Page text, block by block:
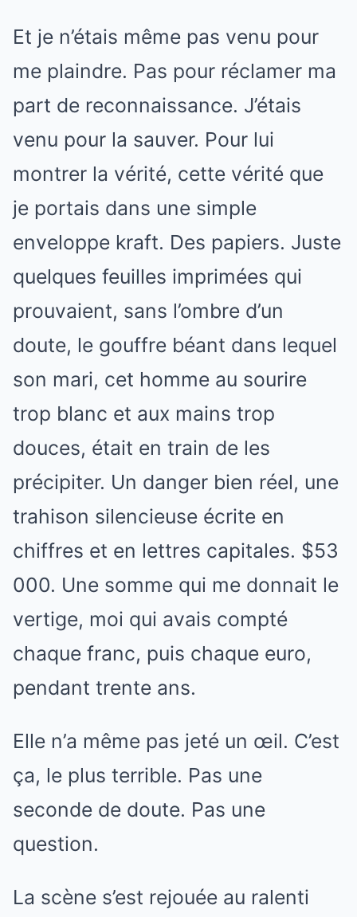
Et je n’étais même pas venu pour
me plaindre. Pas pour réclamer ma
part de reconnaissance. J’étais
venu pour la sauver. Pour lui
montrer la vérité, cette vérité que
je portais dans une simple
enveloppe kraft. Des papiers. Juste
quelques feuilles imprimées qui
prouvaient, sans l’ombre d’un
doute, le gouffre béant dans lequel
son mari, cet homme au sourire
trop blanc et aux mains trop
douces, était en train de les
précipiter. Un danger bien réel, une
trahison silencieuse écrite en
chiffres et en lettres capitales. $53
000. Une somme qui me donnait le
vertige, moi qui avais compté
chaque franc, puis chaque euro,
pendant trente ans.
Elle n’a même pas jeté un œil. C’est
ça, le plus terrible. Pas une
seconde de doute. Pas une
question.
La scène s’est rejouée au ralenti